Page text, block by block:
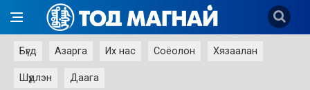
Бүгд Азарга Их нас Соёолон Хязаалан
Шүдлэн Даага